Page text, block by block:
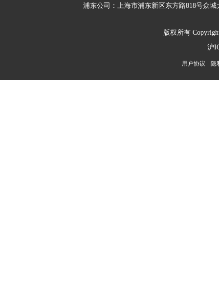
浦东公司：上海市浦东新区东方路818号众城
版权所有
沪
用户协议 隐